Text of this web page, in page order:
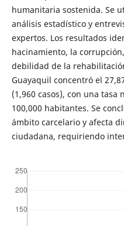
humanitaria sostenida. Se
análisis estadístico y
expertos. Los resultados
hacinamiento, la
debilidad de la
Guayaquil concentró el
(1,960 casos), con una tasa
100,000 habitantes. Se
ámbito carcelario y afecta
ciudadana, requiriendo